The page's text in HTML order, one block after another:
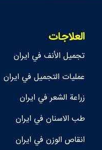
العلاجات
تجمیل الأنف في ايران
عمليات التجميل في ايران
زراعة الشعر في ايران
طب الاسنان في ايران
انقاص الوزن في ايران